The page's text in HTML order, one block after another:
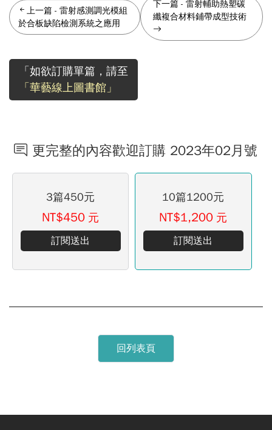
上一篇 - 雷射感測調光模組
於合板缺陷檢測系統之應用
下一篇 -雷射輔助熱塑碳
纖複合材料鋪帶成型技術
「如欲訂購單篇，請至
「華藝線上圖書館」
更完整的內容歡迎訂購 2023年02月號
3篇450元
NT$450 元
訂閱送出
10篇1200元
NT$1,200 元
訂閱送出
回列表頁